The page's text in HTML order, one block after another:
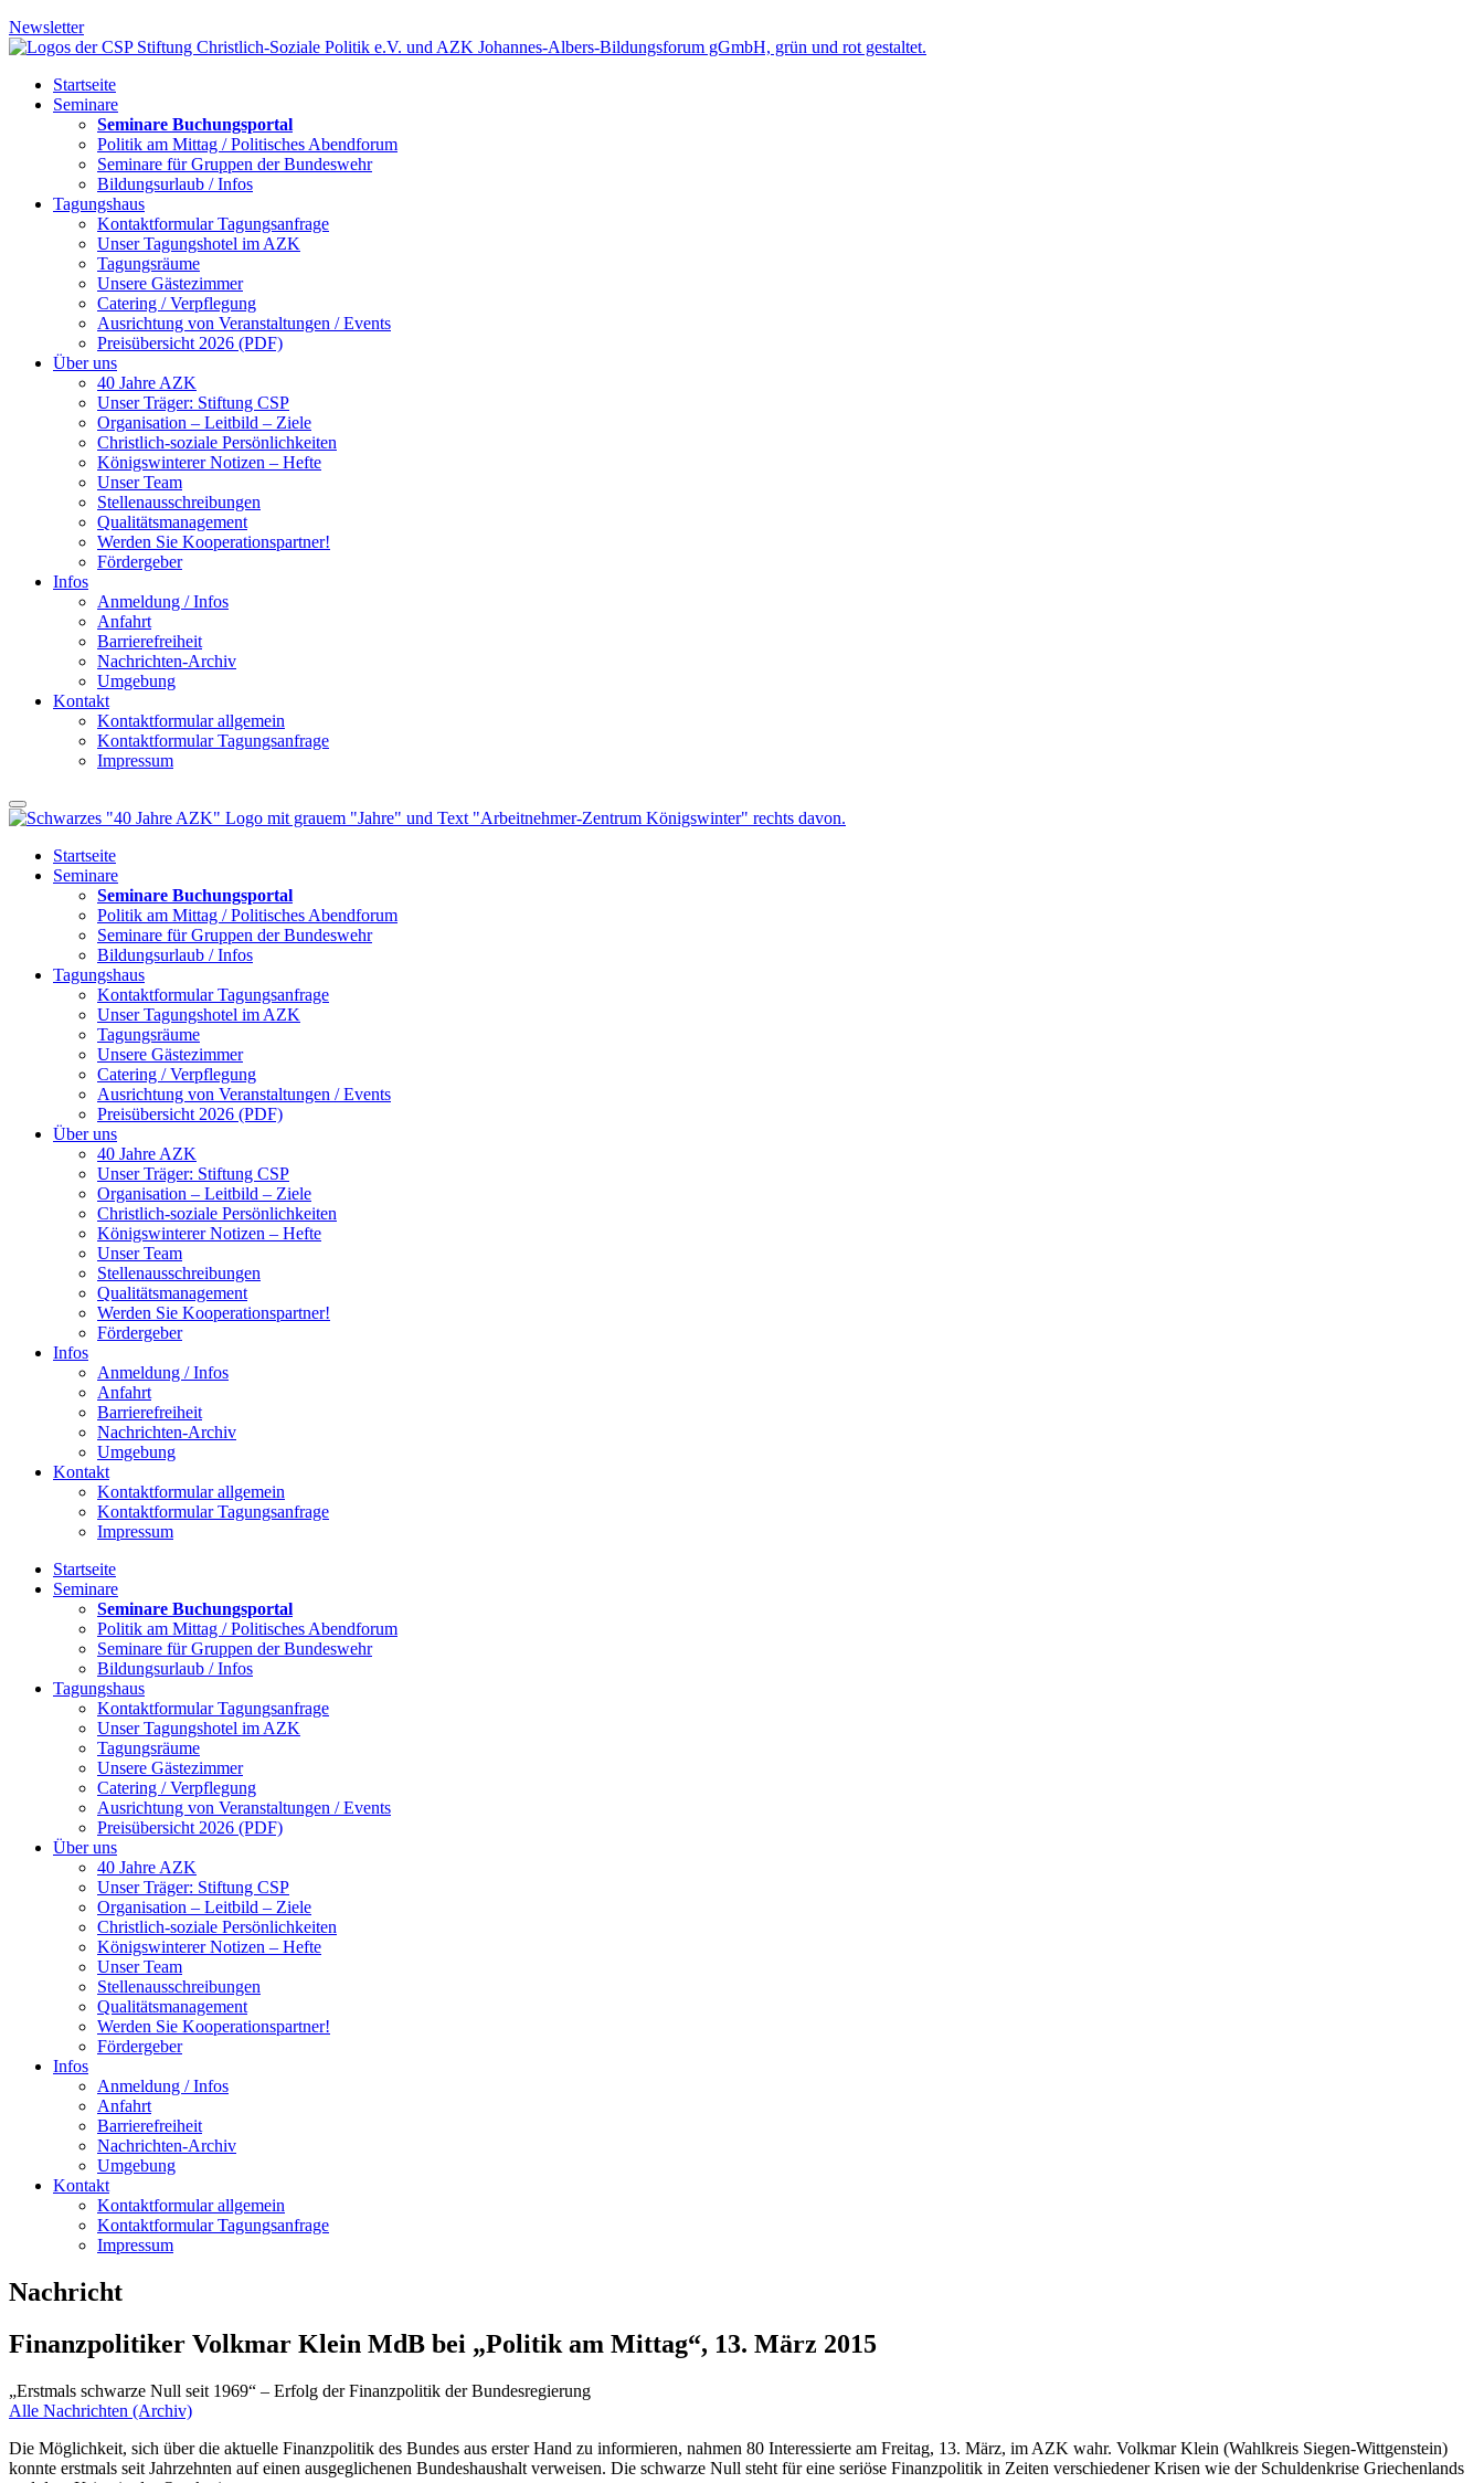
Newsletter
Startseite
Seminare
Seminare Buchungsportal
Politik am Mittag / Politisches Abendforum
Seminare für Gruppen der Bundeswehr
Bildungsurlaub / Infos
Tagungshaus
Kontaktformular Tagungsanfrage
Unser Tagungshotel im AZK
Tagungsräume
Unsere Gästezimmer
Catering / Verpflegung
Ausrichtung von Veranstaltungen / Events
Preisübersicht 2026 (PDF)
Über uns
40 Jahre AZK
Unser Träger: Stiftung CSP
Organisation – Leitbild – Ziele
Christlich-soziale Persönlichkeiten
Königswinterer Notizen – Hefte
Unser Team
Stellenausschreibungen
Qualitätsmanagement
Werden Sie Kooperationspartner!
Fördergeber
Infos
Anmeldung / Infos
Anfahrt
Barrierefreiheit
Nachrichten-Archiv
Umgebung
Kontakt
Kontaktformular allgemein
Kontaktformular Tagungsanfrage
Impressum
Startseite
Seminare
Seminare Buchungsportal
Politik am Mittag / Politisches Abendforum
Seminare für Gruppen der Bundeswehr
Bildungsurlaub / Infos
Tagungshaus
Kontaktformular Tagungsanfrage
Unser Tagungshotel im AZK
Tagungsräume
Unsere Gästezimmer
Catering / Verpflegung
Ausrichtung von Veranstaltungen / Events
Preisübersicht 2026 (PDF)
Über uns
40 Jahre AZK
Unser Träger: Stiftung CSP
Organisation – Leitbild – Ziele
Christlich-soziale Persönlichkeiten
Königswinterer Notizen – Hefte
Unser Team
Stellenausschreibungen
Qualitätsmanagement
Werden Sie Kooperationspartner!
Fördergeber
Infos
Anmeldung / Infos
Anfahrt
Barrierefreiheit
Nachrichten-Archiv
Umgebung
Kontakt
Kontaktformular allgemein
Kontaktformular Tagungsanfrage
Impressum
Startseite
Seminare
Seminare Buchungsportal
Politik am Mittag / Politisches Abendforum
Seminare für Gruppen der Bundeswehr
Bildungsurlaub / Infos
Tagungshaus
Kontaktformular Tagungsanfrage
Unser Tagungshotel im AZK
Tagungsräume
Unsere Gästezimmer
Catering / Verpflegung
Ausrichtung von Veranstaltungen / Events
Preisübersicht 2026 (PDF)
Über uns
40 Jahre AZK
Unser Träger: Stiftung CSP
Organisation – Leitbild – Ziele
Christlich-soziale Persönlichkeiten
Königswinterer Notizen – Hefte
Unser Team
Stellenausschreibungen
Qualitätsmanagement
Werden Sie Kooperationspartner!
Fördergeber
Infos
Anmeldung / Infos
Anfahrt
Barrierefreiheit
Nachrichten-Archiv
Umgebung
Kontakt
Kontaktformular allgemein
Kontaktformular Tagungsanfrage
Impressum
Nachricht
Finanzpolitiker Volkmar Klein MdB bei „Politik am Mittag“, 13. März 2015
„Erstmals schwarze Null seit 1969“ – Erfolg der Finanzpolitik der Bundesregierung
Alle Nachrichten (Archiv)
Die Möglichkeit, sich über die aktuelle Finanzpolitik des Bundes aus erster Hand zu informieren, nahmen 80 Interessierte am Freitag, 13. März, im AZK wahr. Volkmar Klein (Wahlkreis Siegen-Wittgenstein)
konnte erstmals seit Jahrzehnten auf einen ausgeglichenen Bundeshaushalt verweisen. Die schwarze Null steht für eine seriöse Finanzpolitik in Zeiten verschiedener Krisen wie der Schuldenkrise Griechenlands